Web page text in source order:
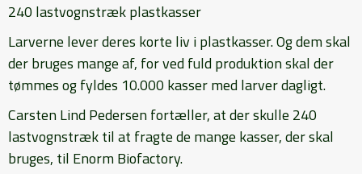
240 lastvognstræk plastkasser
Larverne lever deres korte liv i plastkasser. Og dem skal
der bruges mange af, for ved fuld produktion skal der
tømmes og fyldes 10.000 kasser med larver dagligt.
Carsten Lind Pedersen fortæller, at der skulle 240
lastvognstræk til at fragte de mange kasser, der skal
bruges, til Enorm Biofactory.